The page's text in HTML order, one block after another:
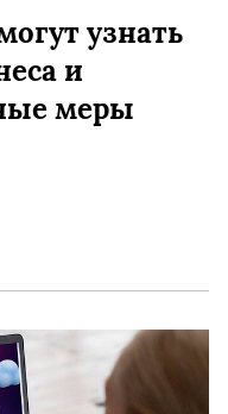
узнать
и
меры